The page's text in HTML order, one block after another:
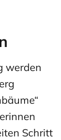
werden
Schritt